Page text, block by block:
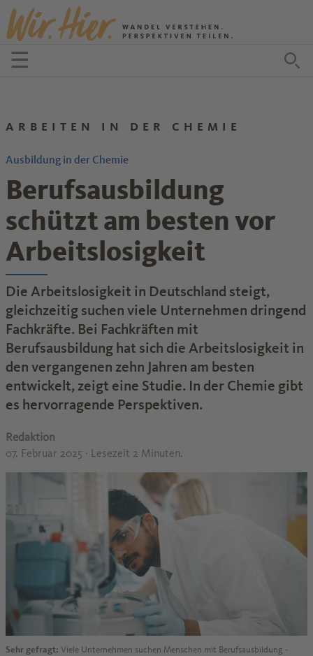
Zum Inhalt springen
☰Menü öffnen
ARBEITEN IN DER CHEMIE
Ausbildung in der Chemie
Berufsausbildung
schützt am besten vor
Arbeitslosigkeit
Die Arbeitslosigkeit in Deutschland steigt,
gleichzeitig suchen viele Unternehmen dringend
Fachkräfte. Bei Fachkräften mit
Berufsausbildung hat sich die Arbeitslosigkeit in
den vergangenen zehn Jahren am besten
entwickelt, zeigt eine Studie. In der Chemie gibt
es hervorragende Perspektiven.
Redaktion
07. Februar 2025 · Lesezeit 2 Minuten.
Sehr gefragt: Viele Unternehmen suchen Menschen mit Berufsausbildung -